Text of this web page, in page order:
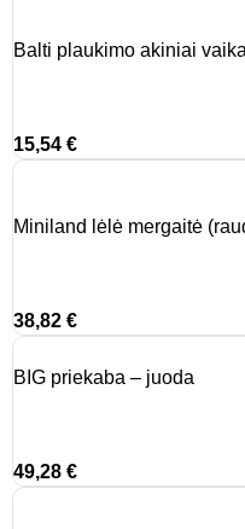
Balti plaukimo akiniai
15,54€
Miniland lėlė mergaitė
38,82€
BIG priekaba – juoda
49,28€